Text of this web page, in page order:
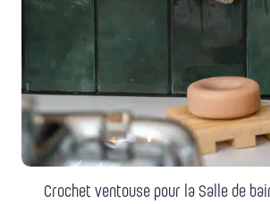
Crochet ventouse pour la Salle de